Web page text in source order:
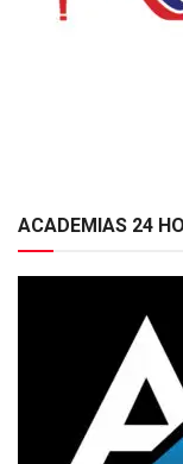
ACADEMIAS 24